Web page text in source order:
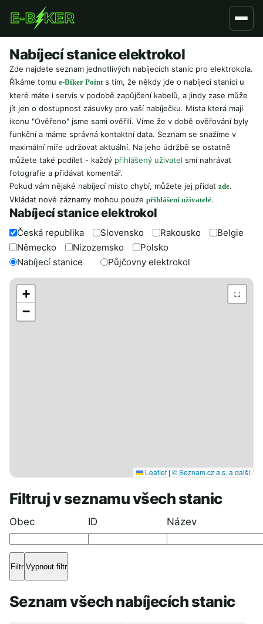
obsahu
Nabíjecí stanice elektrokol
Zde najdete seznam jednotlivých nabíjecích stanic pro elektrokola.
Říkáme tomu e-Biker Point s tím, že někdy jde o nabíjecí stanici u
které máte i servis v podobě zapůjčení kabelů, a jindy zase může
jít jen o dostupnost zásuvky pro vaší nabíječku. Místa která mají
ikonu "Ověřeno" jsme sami ověřili. Víme že v době ověřování byly
funkční a máme správná kontaktní data. Seznam se snažíme v
maximální míře udržovat aktuální. Na jeho údržbě se ostatně
můžete také podílet - každý přihlášený uživatel smí nahrávat
fotografie a přidávat komentář.
Pokud vám nějaké nabíjecí místo chybí, můžete jej přidat zde.
Vkládat nové záznamy mohou pouze přihlášení uživatelé.
Nabíjecí stanice elektrokol
Česká republika Slovensko Rakousko
Belgie
Německo
Nizozemsko
Polsko
Nabíjecí stanice
Půjčovny elektrokol
+
−
⛶
Leaflet | © Seznam.cz a.s. a další
Filtruj v seznamu všech stanic
Obec ID Název
Seznam všech nabíjecích stanic